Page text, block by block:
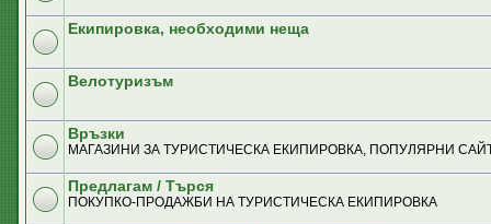
Екипировка, необходими неща
Велотуризъм
Връзки
MАГАЗИНИ ЗА ТУРИСТИЧЕСКА ЕКИПИРОВКА, ПОПУЛЯРНИ
Предлагам / Търся
ПОКУПКО-ПРОДАЖБИ НА ТУРИСТИЧЕСКА ЕКИПИРОВКА